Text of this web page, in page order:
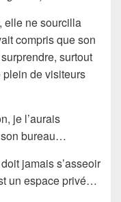
elle ne sourcilla
compris que son
surtout
de visiteurs
je l’aurais
bureau…
jamais s’asseoir
un espace privé…